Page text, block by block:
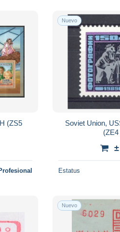
(ZS5
Nuevo
Soviet Union,
Estatus
Nuevo